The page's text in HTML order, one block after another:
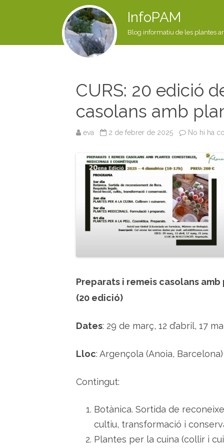
InfoPAM
Blog informatiu de les plantes
CURS: 20 edició
casolans amb
eva 2 de febrer de 2025 No hi ha
Preparats i remeis casolans
(20 edició)
Dates: 29 de març, 12 d’abril, 17
Lloc: Argençola (Anoia, Barcelona)
Contingut:
Botànica. Sortida de
cultiu, transformació i
Plantes per la cuina (collir i